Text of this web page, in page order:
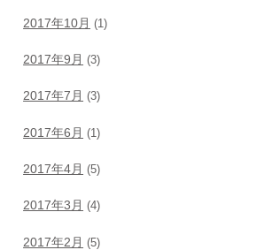
2017年10月 (1)
2017年9月 (3)
2017年7月 (3)
2017年6月 (1)
2017年4月 (5)
2017年3月 (4)
2017年2月 (5)